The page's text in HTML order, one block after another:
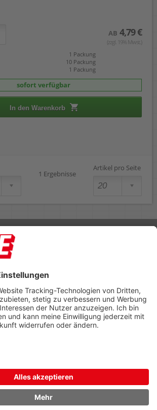
AB 4,79 €
(zzgl. 19% Mwst.)
1 Packung
10 Packung
1 Packung
sofort verfügbar
In den Warenkorb
1 Ergebnisse
Artikel pro Seite
401-0
Impressum
Vertriebs GmbH